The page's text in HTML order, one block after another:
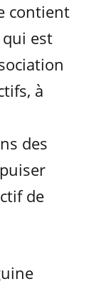
contient
qui est
à
des
de